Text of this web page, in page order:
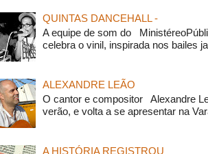
QUINTAS DANCEHALL -
A equipe de som do
celebra o vinil, inspirada nos bailes
ALEXANDRE LEÃO
O cantor e compositor Alexandre
verão, e volta a se apresentar na
A HISTÓRIA REGISTROU